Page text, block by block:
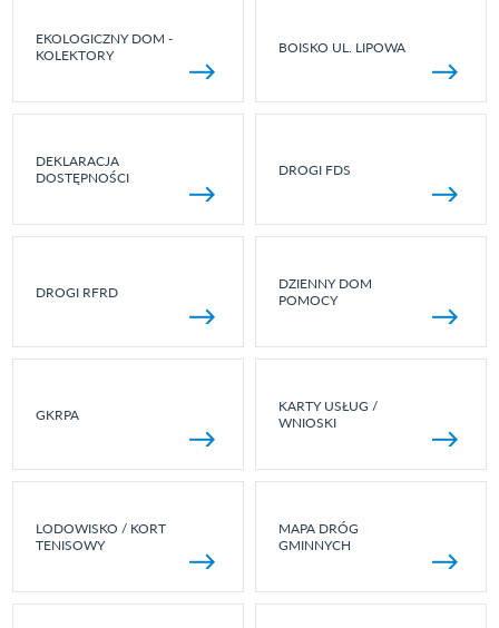
EKOLOGICZNY DOM -
KOLEKTORY
BOISKO UL. LIPOWA
DEKLARACJA
DOSTĘPNOŚCI
DROGI FDS
DROGI RFRD
DZIENNY DOM
POMOCY
GKRPA
KARTY USŁUG /
WNIOSKI
LODOWISKO / KORT
TENISOWY
MAPA DRÓG
GMINNYCH